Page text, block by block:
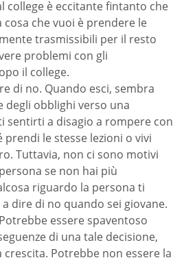
college è eccitante fintanto che
cosa che vuoi è prendere le
trasmissibili per il resto
problemi con gli
il college.
di no. Quando esci, sembra
degli obblighi verso una
sentirti a disagio a rompere con
le stesse lezioni o vivi
Tuttavia, non ci sono motivi
se non hai più
riguardo la persona ti
dire di no quando sei giovane.
essere spaventoso
di una tale decisione,
crescita. Potrebbe non essere la